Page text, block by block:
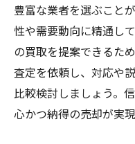
安心取引を
不動産売却で知
不動産売却
大阪での不
相場を活かし
豊富な業者を選ぶこと
性や需要動向に精通し
の買取を提案できるた
査定を依頼し、対応や
比較検討しましょう。
心かつ納得の売却が実現